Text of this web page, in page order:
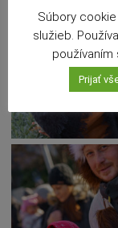
Súbory
služieb.
používaním
Prijať